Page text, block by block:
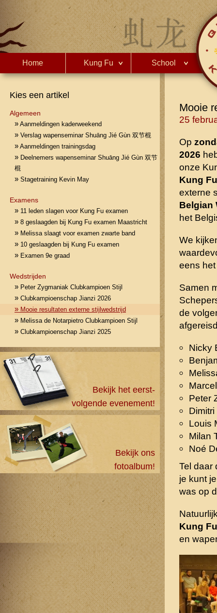
Home Kung Fu School
Kies een artikel
Algemeen
» Aanmeldingen kaderweekend
» Verslag wapenseminar Shuāng Jié Gùn 双节棍
» Aanmeldingen trainingsdag
» Deelnemers wapenseminar Shuāng Jié Gùn 双节
棍
» Stagetraining Kevin May
Examens
» 11 leden slagen voor Kung Fu examen
» 8 geslaagden bij Kung Fu examen Maastricht
» Melissa slaagt voor examen zwarte band
» 10 geslaagden bij Kung Fu examen
» Examen 9e graad
Wedstrijden
» Peter Zygmaniak Clubkampioen Stijl
» Clubkampioenschap Jianzi 2026
» Mooie resultaten externe stijlwedstrijd
» Melissa de Notarpietro Clubkampioen Stijl
» Clubkampioenschap Jianzi 2025
Bekijk het eerst-
volgende evenement!
Bekijk ons
fotoalbum!
Mooie
25
Op
2026
onze
Kung Fu
externe
Belgian
het
We
eens
Samen
de
Nicky
Peter
Louis
Milan
Noé
Tel daar
je kunt
was op
Kung Fu
en